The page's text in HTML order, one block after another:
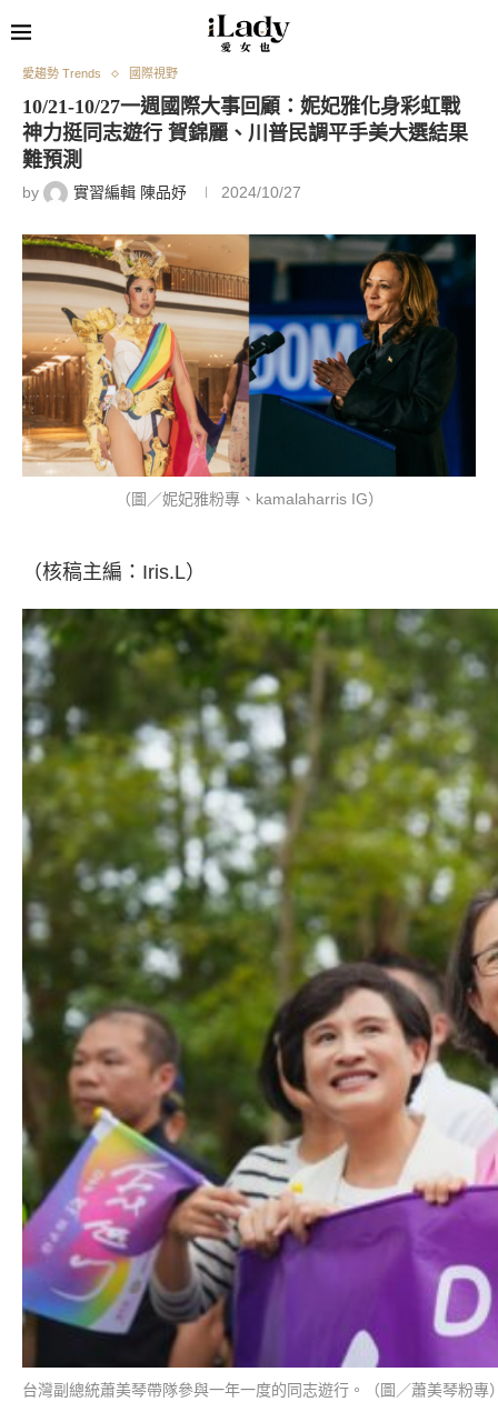
愛趨勢 Trends 國際視野
10/21-10/27一週國際大事回顧：妮妃雅化身彩虹戰
神力挺同志遊行 賀錦麗、川普民調平手美大選結果
難預測
by 實習編輯 陳品妤 2024/10/27
（圖／妮妃雅粉專、kamalaharris IG）
（核稿主編：Iris.L）
台灣副總統蕭美琴帶隊參與一年一度的同志遊行。（圖／蕭美琴粉專